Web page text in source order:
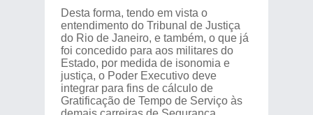
Desta forma, tendo em vista o
entendimento do Tribunal de Justiça
do Rio de Janeiro, e também, o que já
foi concedido para aos militares do
Estado, por medida de isonomia e
justiça, o Poder Executivo deve
integrar para fins de cálculo de
Gratificação de Tempo de Serviço às